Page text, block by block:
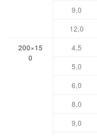
9,0
12,0
200×15
0
4,5
5,0
6,0
8,0
9,0